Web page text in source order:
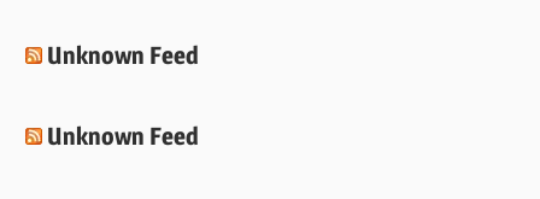
Unknown Feed
Unknown Feed